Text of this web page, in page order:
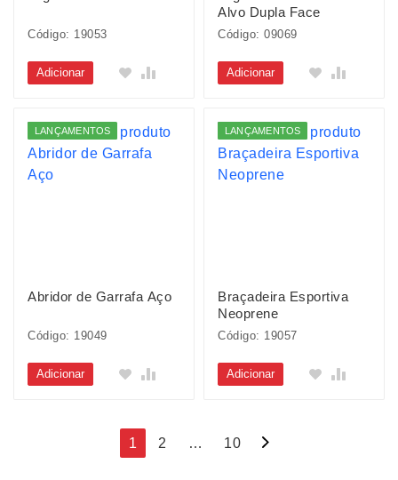
Código: 19053
Adicionar
Alvo Dupla Face
Código: 09069
Adicionar
LANÇAMENTOS
Abridor de Garrafa Aço
Código: 19049
Adicionar
LANÇAMENTOS
Braçadeira Esportiva
Neoprene
Código: 19057
Adicionar
Navegação
1 2 … 10